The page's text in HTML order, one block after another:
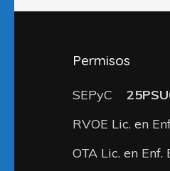
Permisos
SEPyC
RVOE Lic. en
OTA Lic. en Enf.